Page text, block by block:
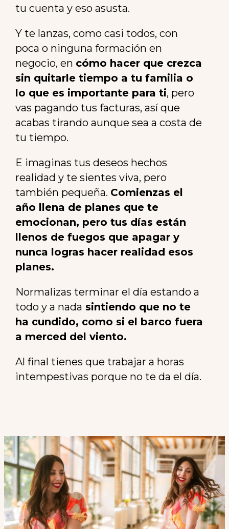
tu cuenta y eso asusta.
Y te lanzas, como casi todos, con
poca o ninguna formación en
negocio, en cómo hacer que crezca
sin quitarle tiempo a tu familia o
lo que es importante para ti, pero
vas pagando tus facturas, así que
acabas tirando aunque sea a costa de
tu tiempo.
E imaginas tus deseos hechos
realidad y te sientes viva, pero
también pequeña. Comienzas el
año llena de planes que te
emocionan, pero tus días están
llenos de fuegos que apagar y
nunca logras hacer realidad esos
planes.
Normalizas terminar el día estando a
todo y a nada sintiendo que no te
ha cundido, como si el barco fuera
a merced del viento.
Al final tienes que trabajar a horas
intempestivas porque no te da el día.